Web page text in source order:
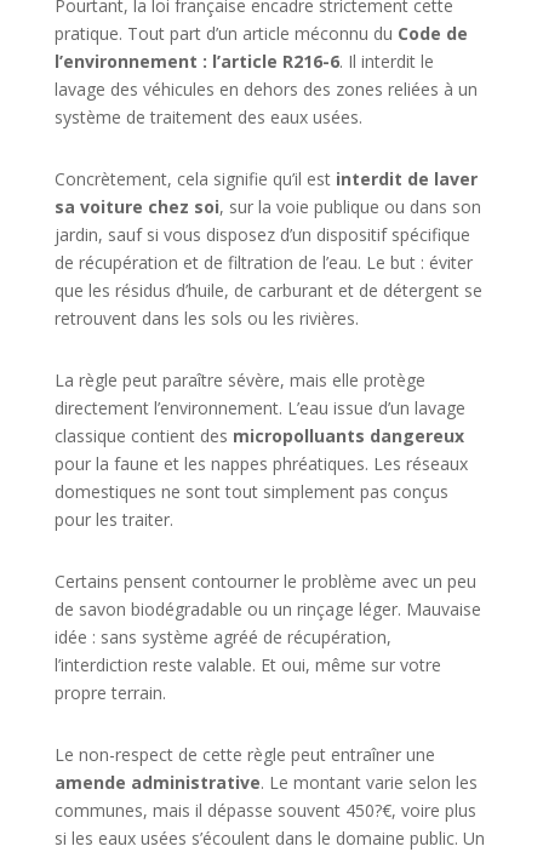
Pourtant, la loi française encadre strictement cette
pratique. Tout part d’un article méconnu du Code de
l’environnement : l’article R216-6. Il interdit le
lavage des véhicules en dehors des zones reliées à un
système de traitement des eaux usées.
Concrètement, cela signifie qu’il est interdit de laver
sa voiture chez soi, sur la voie publique ou dans son
jardin, sauf si vous disposez d’un dispositif spécifique
de récupération et de filtration de l’eau. Le but : éviter
que les résidus d’huile, de carburant et de détergent se
retrouvent dans les sols ou les rivières.
La règle peut paraître sévère, mais elle protège
directement l’environnement. L’eau issue d’un lavage
classique contient des micropolluants dangereux
pour la faune et les nappes phréatiques. Les réseaux
domestiques ne sont tout simplement pas conçus
pour les traiter.
Certains pensent contourner le problème avec un peu
de savon biodégradable ou un rinçage léger. Mauvaise
idée : sans système agréé de récupération,
l’interdiction reste valable. Et oui, même sur votre
propre terrain.
Le non-respect de cette règle peut entraîner une
amende administrative. Le montant varie selon les
communes, mais il dépasse souvent 450?€, voire plus
si les eaux usées s’écoulent dans le domaine public. Un